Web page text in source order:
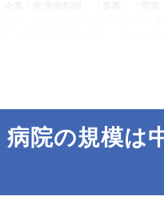
企業・管理薬剤師」「薬事」「営
「年収500万円以上可」、薬キャ
院の規模は